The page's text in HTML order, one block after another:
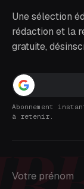
Une sélection
rédaction et la
gratuite,
Abonnement
à retenir.